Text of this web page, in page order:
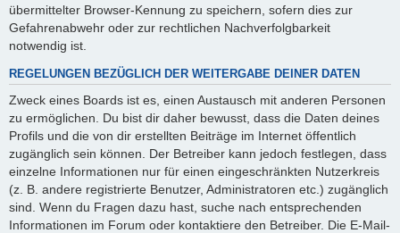
übermittelter Browser-Kennung zu speichern, sofern dies zur
Gefahrenabwehr oder zur rechtlichen Nachverfolgbarkeit
notwendig ist.
REGELUNGEN BEZÜGLICH DER WEITERGABE DEINER DATEN
Zweck eines Boards ist es, einen Austausch mit anderen Personen
zu ermöglichen. Du bist dir daher bewusst, dass die Daten deines
Profils und die von dir erstellten Beiträge im Internet öffentlich
zugänglich sein können. Der Betreiber kann jedoch festlegen, dass
einzelne Informationen nur für einen eingeschränkten Nutzerkreis
(z. B. andere registrierte Benutzer, Administratoren etc.) zugänglich
sind. Wenn du Fragen dazu hast, suche nach entsprechenden
Informationen im Forum oder kontaktiere den Betreiber. Die E-Mail-